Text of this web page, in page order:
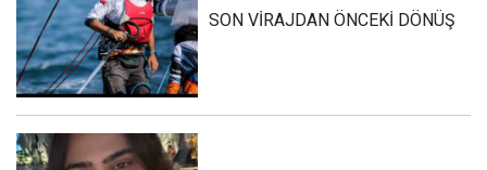
SON VİRAJDAN ÖNCEKİ DÖNÜŞ